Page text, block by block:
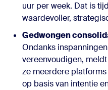
uur per week. Dat is
waardevoller,
Gedwongen
Ondanks
vereenvoudigen,
ze meerdere
op basis van intentie